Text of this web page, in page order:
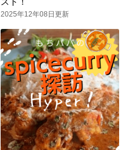
2025年12年08日更新